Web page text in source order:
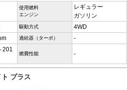
使用燃料
エンジン
レギュラー
ガソリン
駆動方式 4WD
過給器（ターボ） -
201
燃費性能 -
プラス